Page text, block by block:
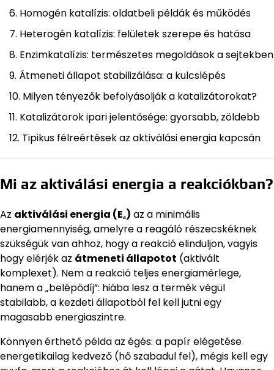
Homogén katalízis: oldatbeli példák és működés
Heterogén katalízis: felületek szerepe és hatása
Enzimkatalízis: természetes megoldások a sejtekben
Átmeneti állapot stabilizálása: a kulcslépés
Milyen tényezők befolyásolják a katalizátorokat?
Katalizátorok ipari jelentősége: gyorsabb, zöldebb
Tipikus félreértések az aktiválási energia kapcsán
Mi az aktiválási energia a reakciókban?
Az aktiválási energia (Eₐ) az a minimális
energiamennyiség, amelyre a reagáló részecskéknek
szükségük van ahhoz, hogy a reakció elinduljon, vagyis
hogy elérjék az átmeneti állapotot (aktivált
komplexet). Nem a reakció teljes energiamérlege,
hanem a „belépődíj”: hiába lesz a termék végül
stabilabb, a kezdeti állapotból fel kell jutni egy
magasabb energiaszintre.
Könnyen érthető példa az égés: a papír elégetése
energetikailag kedvező (hő szabadul fel), mégis kell egy